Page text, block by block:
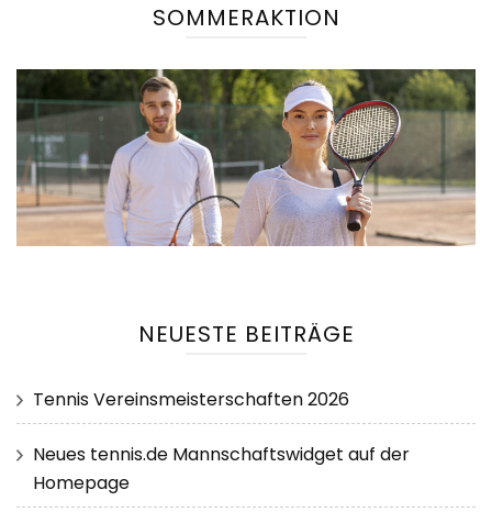
SOMMERAKTION
NEUESTE BEITRÄGE
Tennis Vereinsmeisterschaften 2026
Neues tennis.de Mannschaftswidget auf der
Homepage